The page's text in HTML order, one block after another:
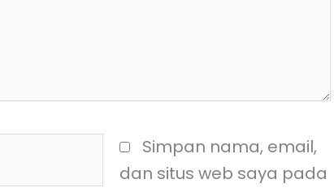
Simpan nama, email,
dan situs web saya pada